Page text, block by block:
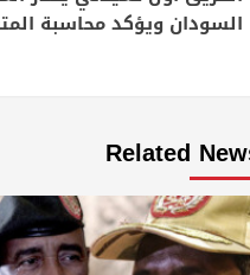
السودان ويؤكد محاسبة
Related